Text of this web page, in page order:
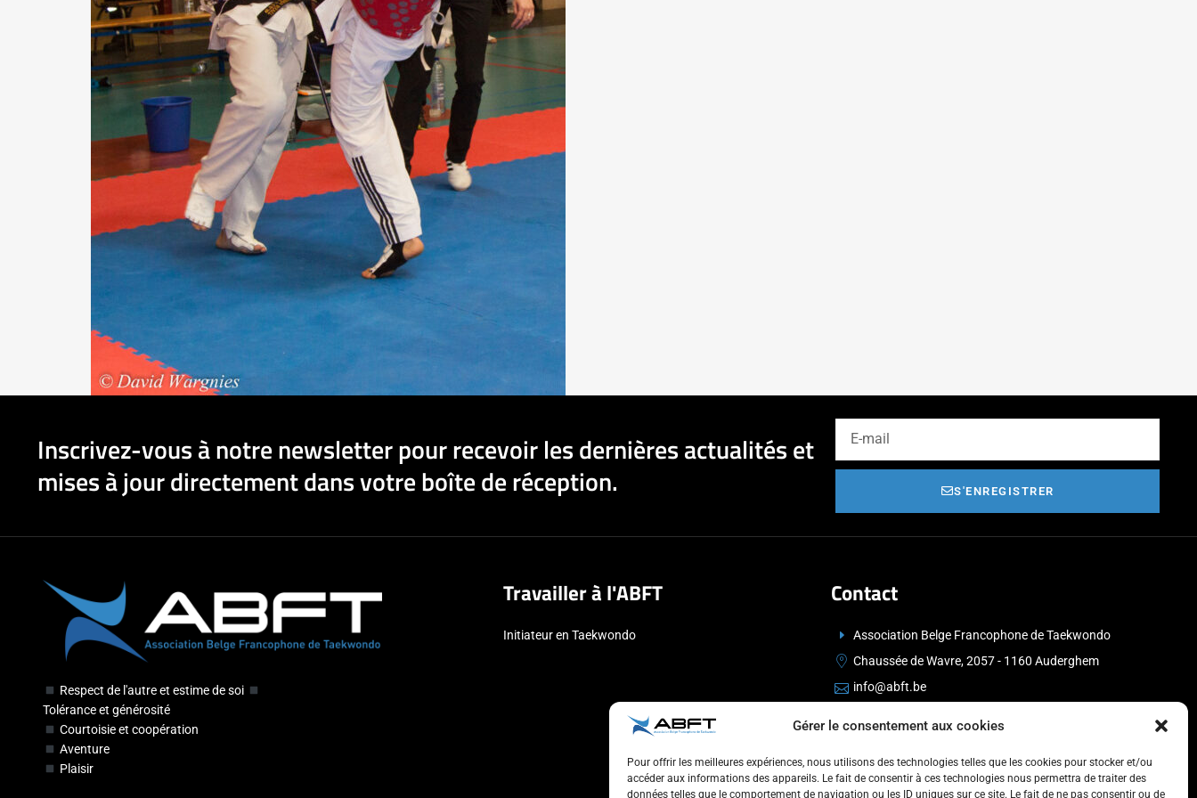
Gérer le consentement aux cookies
Pour offrir les meilleures expériences, nous utilisons des technologies telles que les cookies pour stocker et/ou
accéder aux informations des appareils. Le fait de consentir à ces technologies nous permettra de traiter des
données telles que le comportement de navigation ou les ID uniques sur ce site. Le fait de ne pas consentir ou de
Inscrivez-vous à notre newsletter pour recevoir les dernières actualités et
mises à jour directement dans votre boîte de réception.
S'ENREGISTRER
Respect de l'autre et estime de soi
Tolérance et générosité
Courtoisie et coopération
Aventure
Plaisir
Travailler à l'ABFT
Initiateur en Taekwondo
Contact
Association Belge Francophone de Taekwondo
Chaussée de Wavre, 2057 - 1160 Auderghem
info@abft.be